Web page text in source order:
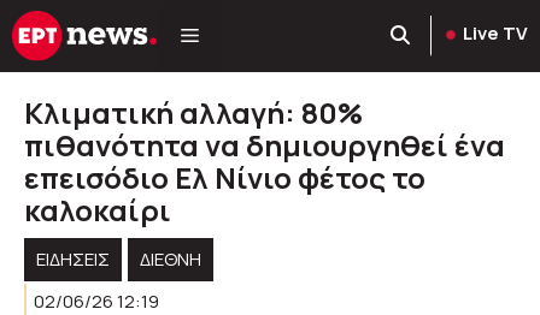
Μετάβαση
σε
Live TV
Κλιματική αλλαγή: 80%
πιθανότητα να δημιουργηθεί ένα
επεισόδιο Ελ Νίνιο φέτος το
καλοκαίρι
ΕΙΔΗΣΕΙΣ
ΔΙΕΘΝΗ
02/06/26 12:19